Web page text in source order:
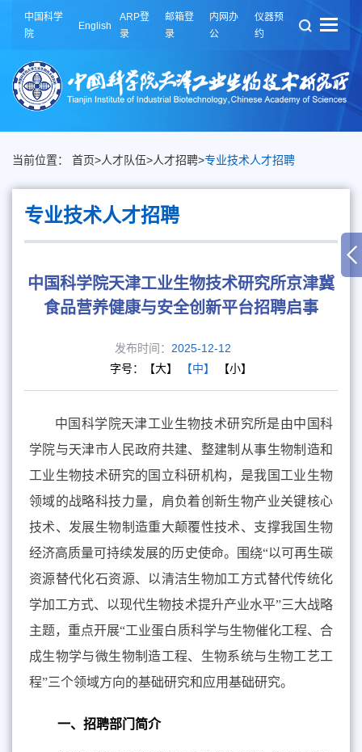
中国科学
院
English
ARP登
录
邮箱登
录
内网办
公
仪器预
约
当前位置： 首页>人才队伍>人才招聘>专业技术人才招聘
专业技术人才招聘
中国科学院天津工业生物技术研究所京津冀
食品营养健康与安全创新平台招聘启事
发布时间： 2025-12-12
字号：
【大】 【中】 【小】
中国科学院天津工业生物技术研究所是由中国科
学院与天津市人民政府共建、整建制从事生物制造和
工业生物技术研究的国立科研机构，是我国工业生物
领域的战略科技力量，肩负着创新生物产业关键核心
技术、发展生物制造重大颠覆性技术、支撑我国生物
经济高质量可持续发展的历史使命。围绕“以可再生碳
资源替代化石资源、以清洁生物加工方式替代传统化
学加工方式、以现代生物技术提升产业水平”三大战略
主题，重点开展“工业蛋白质科学与生物催化工程、合
成生物学与微生物制造工程、生物系统与生物工艺工
程”三个领域方向的基础研究和应用基础研究。
一、招聘部门简介